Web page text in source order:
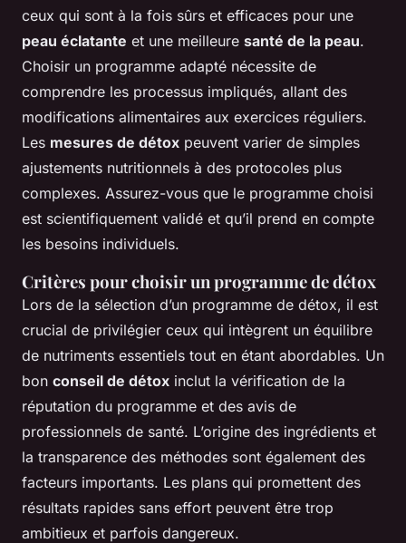
ceux qui sont à la fois sûrs et efficaces pour une
peau éclatante et une meilleure santé de la peau.
Choisir un programme adapté nécessite de
comprendre les processus impliqués, allant des
modifications alimentaires aux exercices réguliers.
Les mesures de détox peuvent varier de simples
ajustements nutritionnels à des protocoles plus
complexes. Assurez-vous que le programme choisi
est scientifiquement validé et qu’il prend en compte
les besoins individuels.
Critères pour choisir un programme de détox
Lors de la sélection d’un programme de détox, il est
crucial de privilégier ceux qui intègrent un équilibre
de nutriments essentiels tout en étant abordables. Un
bon conseil de détox inclut la vérification de la
réputation du programme et des avis de
professionnels de santé. L’origine des ingrédients et
la transparence des méthodes sont également des
facteurs importants. Les plans qui promettent des
résultats rapides sans effort peuvent être trop
ambitieux et parfois dangereux.